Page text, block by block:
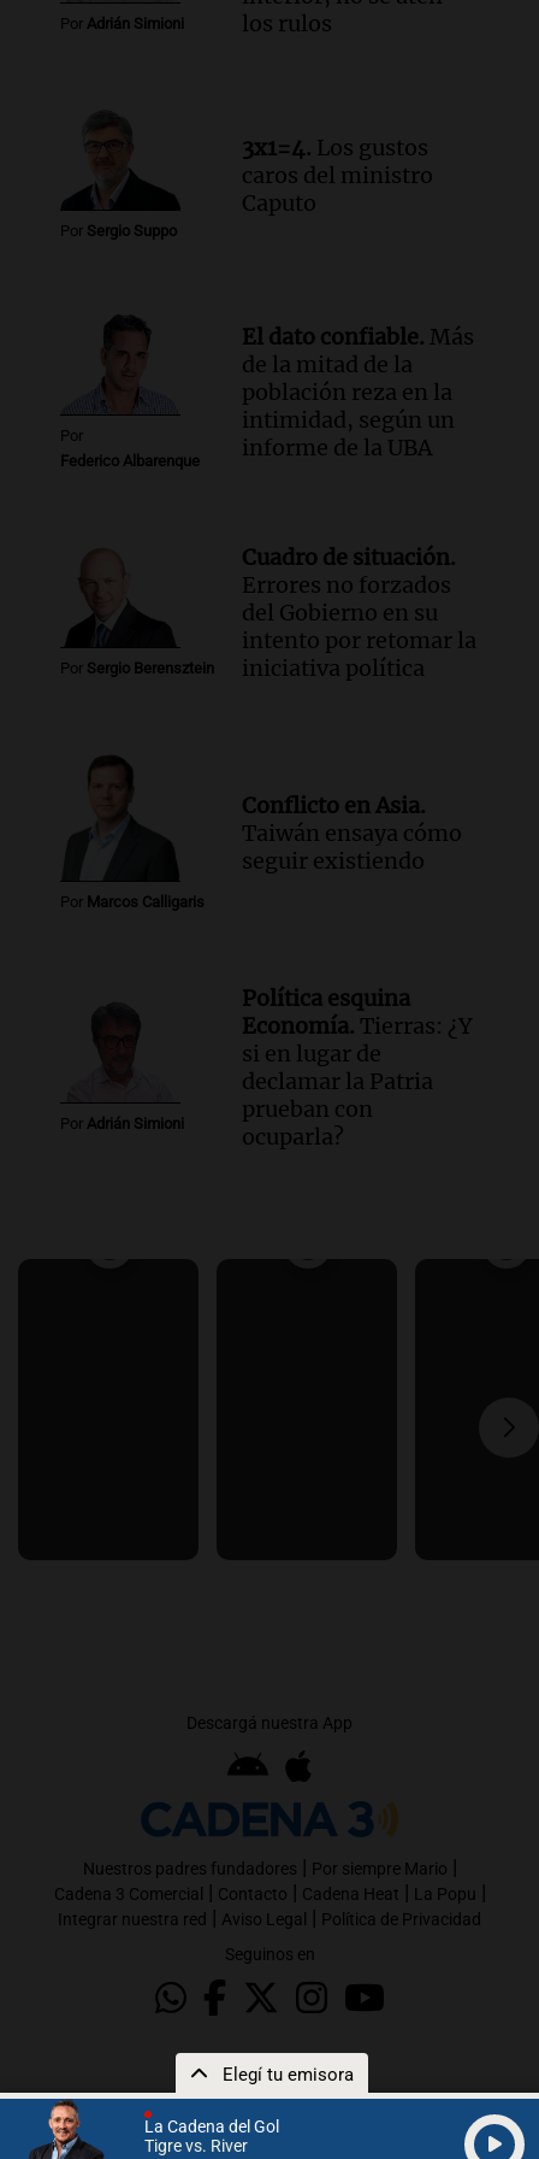
La Cadena del Gol
Tigre vs. River
Elegí tu emisora
proteínas
Una mañana para todos
Episodios
Audio.Investigan un asalto millonario a
la cooperativa Talamochita en Villa
Episodios
Por Adrián Simioni
los rulos
Por Sergio Suppo
3x1=4. Los gustos
caros del ministro
Caputo
Por
Federico Albarenque
El dato confiable. Más
de la mitad de la
población reza en la
intimidad, según un
informe de la UBA
Por Sergio Berensztein
Cuadro de situación.
Errores no forzados
del Gobierno en su
intento por retomar la
iniciativa política
Por Marcos Calligaris
Conflicto en Asia.
Taiwán ensaya cómo
seguir existiendo
Por Adrián Simioni
Política esquina
Economía. Tierras: ¿Y
si en lugar de
declamar la Patria
prueban con
ocuparla?
Descargá nuestra App
Nuestros padres fundadores | Por siempre Mario |
Cadena 3 Comercial | Contacto | Cadena Heat | La Popu |
Integrar nuestra red | Aviso Legal | Política de Privacidad
Seguinos en